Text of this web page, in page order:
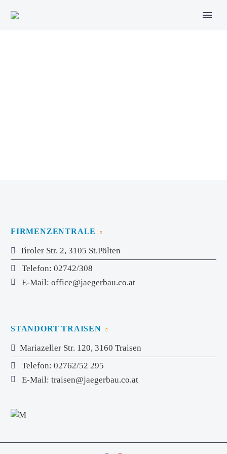
FIRMENZENTRALE
Tiroler Str. 2, 3105 St.Pölten
Telefon: 02742/308
E-Mail: office@jaegerbau.co.at
STANDORT TRAISEN
Mariazeller Str. 120, 3160 Traisen
Telefon: 02762/52 295
E-Mail: traisen@jaegerbau.co.at